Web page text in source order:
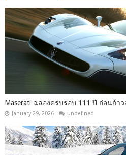
Maserati ฉลองครบรอบ 111 ปี ก่อนก้า
January 29, 2026 undefined